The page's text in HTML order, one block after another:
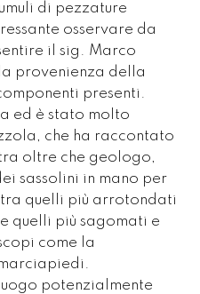
di pezzature
osservare da
il sig. Marco
provenienza della
presenti.
ed è stato molto
che ha raccontato
oltre che geologo,
sassolini in mano per
quelli più arrotondati
quelli più sagomati e
come la
potenzialmente